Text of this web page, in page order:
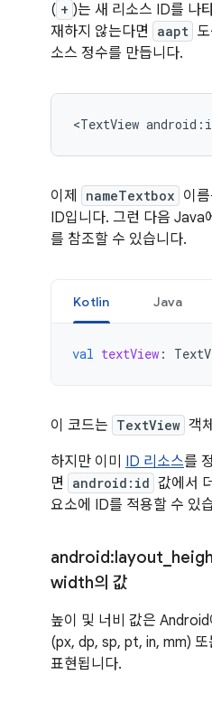
( + )는 새 리소스 ID를 나
재하지 않는다면
aapt
소스 정수를 만듭니다.
<TextView
이제 nameTextbox 이
ID입니다. 그런 다음 Java
를 참조할 수 있습니다.
Kotlin Java
val textView :
이 코드는 TextView 객
하지만 이미 ID 리소스를
면
android:id 값에서
요소에 ID를 적용할 수 있
android:layout
width의 값
높이 및 너비 값은
(px, dp, sp, pt, in, mm) 또
표현됩니다.